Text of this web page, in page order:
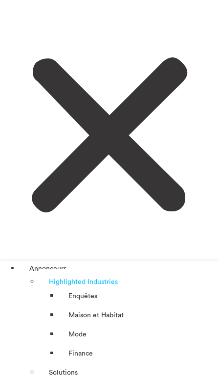
Annonceurs
Highlighted Industries
Enquêtes
Maison et Habitat
Mode
Finance
Solutions